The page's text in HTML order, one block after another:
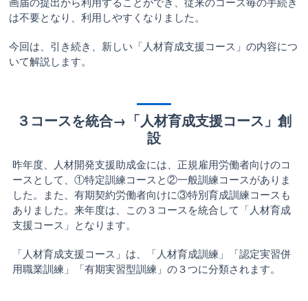
は不要となり、利用しやすくなりました。
今回は、引き続き、新しい「人材育成支援コース」の内容につ
いて解説します。
３コースを統合→「人材育成支援コース」創
設
昨年度、人材開発支援助成金には、正規雇用労働者向けのコ
ースとして、①特定訓練コースと②一般訓練コースがありま
した。また、有期契約労働者向けに③特別育成訓練コースも
ありました。来年度は、この３コースを統合して「人材育成
支援コース」となります。
「人材育成支援コース」は、「人材育成訓練」「認定実習併
用職業訓練」「有期実習型訓練」の３つに分類されます。